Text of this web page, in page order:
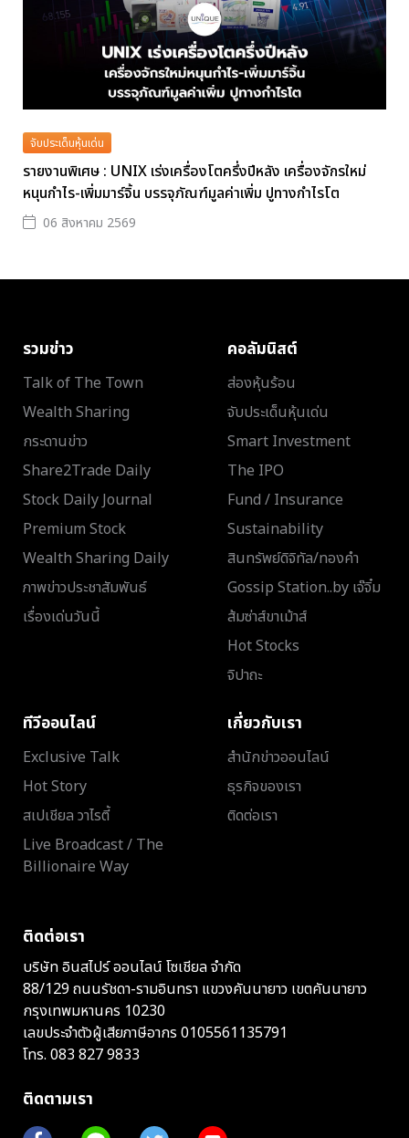
จับประเด็นหุ้นเด่น
รายงานพิเศษ : UNIX เร่งเครื่องโตครึ่งปีหลัง เครื่องจักรใหม่
หนุนกำไร-เพิ่มมาร์จิ้น บรรจุภัณฑ์มูลค่าเพิ่ม ปูทางกำไรโต
06 สิงหาคม 2569
รวมข่าว
Talk of The Town
Wealth Sharing
กระดานข่าว
Share2Trade Daily
Stock Daily Journal
Premium Stock
Wealth Sharing Daily
ภาพข่าวประชาสัมพันธ์
เรื่องเด่นวันนี้
คอลัมนิสต์
ส่องหุ้นร้อน
จับประเด็นหุ้นเด่น
Smart Investment
The IPO
Fund / Insurance
Sustainability
สินทรัพย์ดิจิทัล/ทองคำ
Gossip Station..by เจ๊จิ๋ม
ส้มซ่าส์ขาเม้าส์
Hot Stocks
จิปาถะ
ทีวีออนไลน์
Exclusive Talk
Hot Story
สเปเชียล วาไรตี้
Live Broadcast / The
Billionaire Way
เกี่ยวกับเรา
สำนักข่าวออนไลน์
ธุรกิจของเรา
ติดต่อเรา
ติดต่อเรา
บริษัท อินสไปร์ ออนไลน์ โซเชียล จำกัด
88/129 ถนนรัชดา-รามอินทรา แขวงคันนายาว เขตคันนายาว
กรุงเทพมหานคร 10230
เลขประจำตัวผู้เสียภาษีอากร 0105561135791
โทร. 083 827 9833
ติดตามเรา